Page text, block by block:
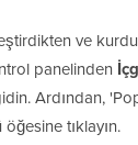
ve
panelinden
Ardından,
tıklayın.